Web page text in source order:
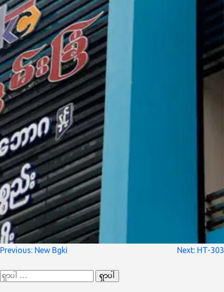
စာမူ
ပြ
Previous: New Bgki Next: HT-303
ရှာ